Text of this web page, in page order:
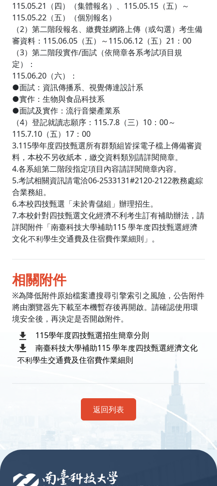
115.05.21（四）（集體報名）、115.05.15（五）～
115.05.22（五）（個別報名）
（2）第二階段報名、繳費並網路上傳（或勾選）考生備
審資料：115.06.05（五）～115.06.12（五）21：00
（3）第二階段實作/面試（依簡章各系考試項目規
定）：
115.06.20（六）：
●面試：資訊傳播系、視覺傳達設計系
●實作：生物與食品科技系
●面試及實作：流行音樂產業系
（4）登記就讀志願序：115.7.8（三）10：00～
115.7.10（五）17：00
3.115學年度四技甄選所有群類組皆採電子檔上傳備審資
料，本校不另收紙本，繳交資料類別請詳閱簡章。
4.各系組第二階段指定項目內容請詳閱簡章內容。
5.考試相關資訊請電洽06-2533131#2120-2122教務處綜
合業務組。
6.本校四技甄選「未於青儲組」辦理招生。
7.本校針對四技甄選文化經濟不利考生訂有補助辦法，請
詳閱附件「南臺科技大學補助115 學年度四技甄選經濟
文化不利學生交通費及住宿費作業細則」。
相關附件
※為降低附件原始檔案遭搜尋引擎索引之風險，公告附件
將由瀏覽器先下載至本機暫存後再開啟。請確認使用環
境安全後，再決定是否開啟附件。
115學年度四技甄選招生簡章分則
南臺科技大學補助115 學年度四技甄選經濟文化
不利學生交通費及住宿費作業細則
返回列表